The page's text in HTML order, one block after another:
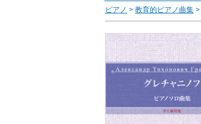
ピアノ > 教育的ピアノ曲集 >